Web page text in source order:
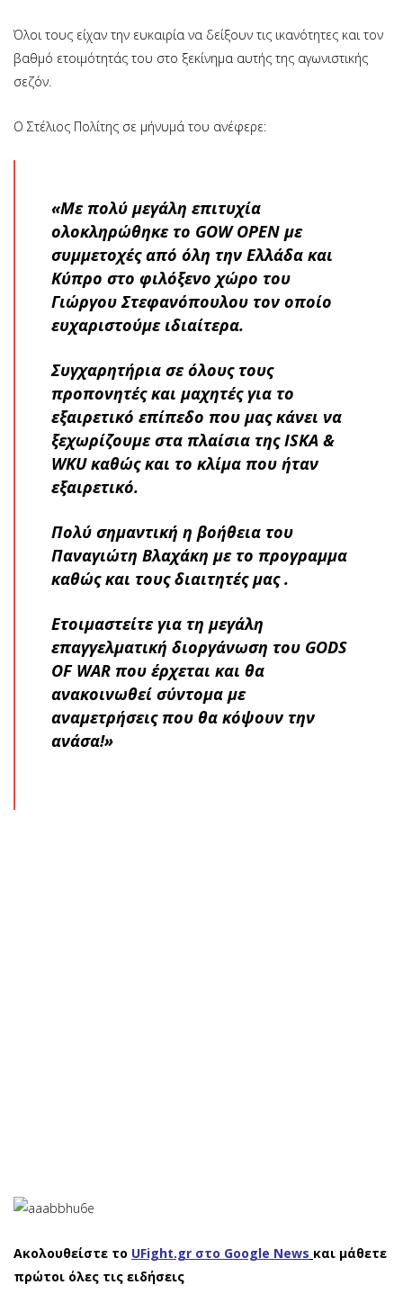
Όλοι τους είχαν την ευκαιρία να δείξουν τις ικανότητες και τον
βαθμό ετοιμότητάς του στο ξεκίνημα αυτής της αγωνιστικής
σεζόν.
Ο Στέλιος Πολίτης σε μήνυμά του ανέφερε:
«Με πολύ μεγάλη επιτυχία
ολοκληρώθηκε το GOW OPEN με
συμμετοχές από όλη την Ελλάδα και
Κύπρο στο φιλόξενο χώρο του
Γιώργου Στεφανόπουλου τον οποίο
ευχαριστούμε ιδιαίτερα.
Συγχαρητήρια σε όλους τους
προπονητές και μαχητές για το
εξαιρετικό επίπεδο που μας κάνει να
ξεχωρίζουμε στα πλαίσια της ISKA &
WKU καθώς και το κλίμα που ήταν
εξαιρετικό.
Πολύ σημαντική η βοήθεια του
Παναγιώτη Βλαχάκη με το προγραμμα
καθώς και τους διαιτητές μας .
Ετοιμαστείτε για τη μεγάλη
επαγγελματική διοργάνωση του GODS
OF WAR που έρχεται και θα
ανακοινωθεί σύντομα με
αναμετρήσεις που θα κόψουν την
ανάσα!»
Ακολουθείστε το UFight.gr στο Google News και μάθετε
πρώτοι όλες τις ειδήσεις